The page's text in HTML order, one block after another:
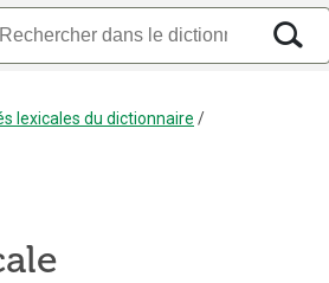
lexicales du dictionnaire /